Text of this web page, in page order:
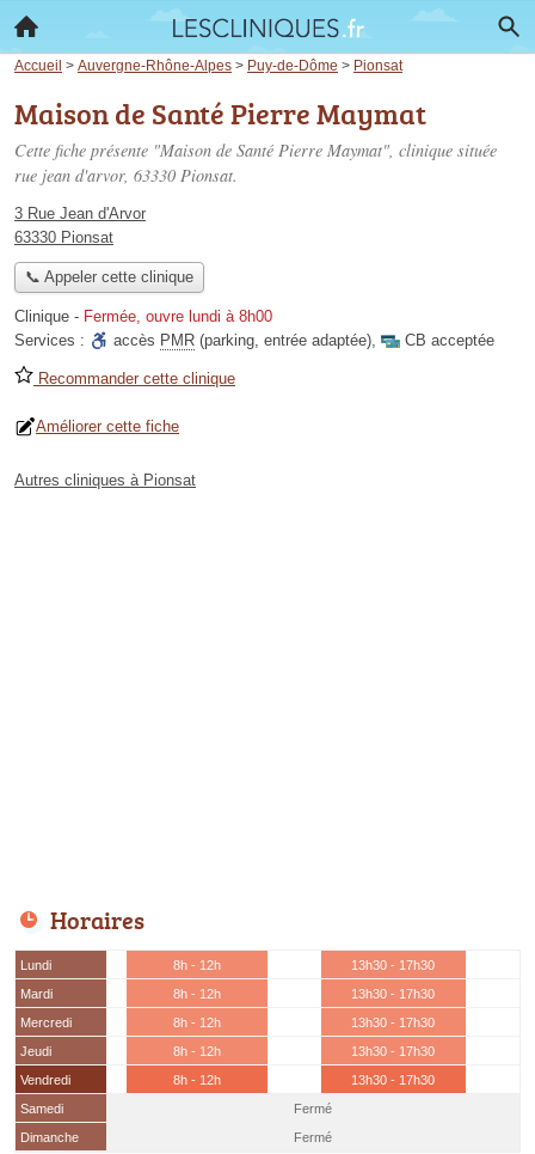
Accueil > Auvergne-Rhône-Alpes > Puy-de-Dôme > Pionsat
Maison de Santé Pierre Maymat
Cette fiche présente "Maison de Santé Pierre Maymat", clinique située
rue jean d'arvor, 63330 Pionsat.
3 Rue Jean d'Arvor
63330 Pionsat
📞 Appeler cette clinique
Clinique - Fermée, ouvre lundi à 8h00
Services :
accès PMR (parking, entrée adaptée), CB acceptée
Recommander cette clinique
Améliorer cette fiche
Autres cliniques à Pionsat
Horaires
Lundi 8h - 12h
13h30 - 17h30
Mardi
8h - 12h
13h30 - 17h30
Mercredi
8h - 12h
13h30 - 17h30
Jeudi
8h - 12h
13h30 - 17h30
Vendredi
8h - 12h
13h30 - 17h30
Samedi
Fermé
Dimanche
Fermé